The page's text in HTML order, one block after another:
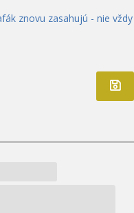
znovu zasahujú - nie vždy